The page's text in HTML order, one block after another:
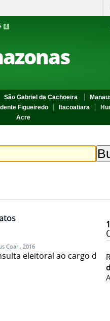
4
São Gabriel da Cachoeira
Figueiredo Itacoatiara
Acre
1
Coari, 2016
eleitoral ao cargo de